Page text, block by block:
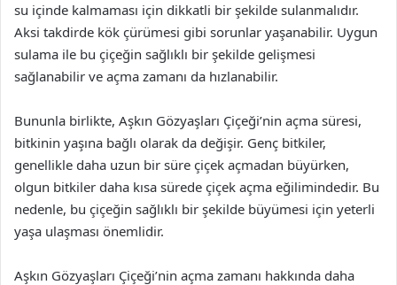
su içinde kalmaması için dikkatli bir şekilde sulanmalıdır.
Aksi takdirde kök çürümesi gibi sorunlar yaşanabilir. Uygun
sulama ile bu çiçeğin sağlıklı bir şekilde gelişmesi
sağlanabilir ve açma zamanı da hızlanabilir.
Bununla birlikte, Aşkın Gözyaşları Çiçeği’nin açma süresi,
bitkinin yaşına bağlı olarak da değişir. Genç bitkiler,
genellikle daha uzun bir süre çiçek açmadan büyürken,
olgun bitkiler daha kısa sürede çiçek açma eğilimindedir. Bu
nedenle, bu çiçeğin sağlıklı bir şekilde büyümesi için yeterli
yaşa ulaşması önemlidir.
Aşkın Gözyaşları Çiçeği’nin açma zamanı hakkında daha